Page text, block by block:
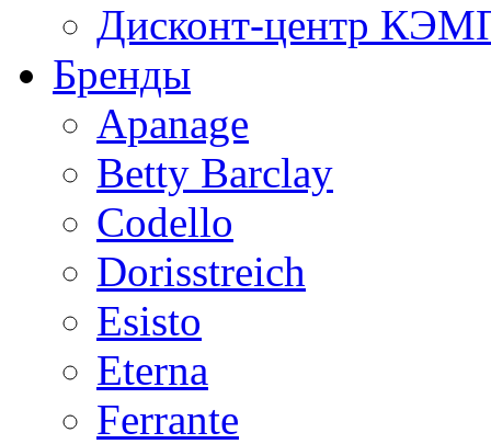
Дисконт-центр
Бренды
Apanage
Betty Barclay
Codello
Dorisstreich
Esisto
Eterna
Ferrante